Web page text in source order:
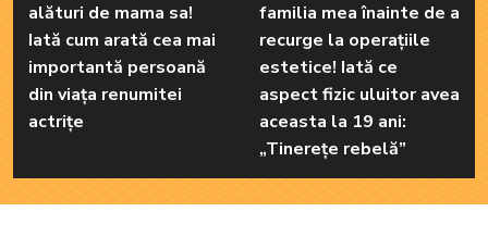
alături de mama sa!
Iată cum arată cea mai
importantă persoană
din viața renumitei
actrițe
familia mea înainte de a
recurge la operațiile
estetice! Iată ce
aspect fizic uluitor avea
aceasta la 19 ani:
„Tinerețe rebelă”